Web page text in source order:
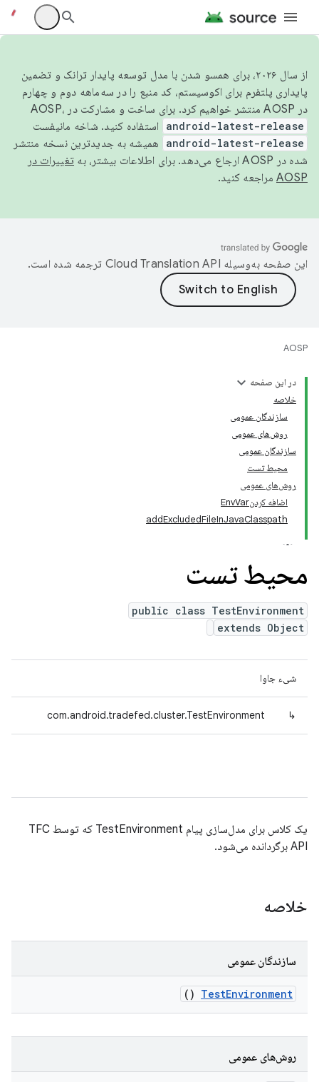
از سال ۲۰۲۶، برای همسو شدن با مدل توسعه پایدار ترانک و تضمین
پایداری پلتفرم برای اکوسیستم، کد منبع را در سه‌ماهه دوم و چهارم
در AOSP منتشر خواهیم کرد. برای ساخت و مشارکت در AOSP،
android-latest-release استفاده کنید. شاخه مانیفست
android-latest-release
همیشه به جدیدترین نسخه منتشر
شده در AOSP ارجاع می‌دهد. برای اطلاعات بیشتر، به
تغییرات در
AOSP مراجعه کنید.
این صفحه به‌وسیله ترجمه شده است.
AOSP
در این صفحه
خلاصه
سازندگان عمومی
روش‌های عمومی
سازندگان عمومی
محیط تست
روش‌های عمومی
اضافه کردنEnvVar
addExcludedFileInJavaClasspath
محیط تست
public class TestEnvironment
extends Object
شیء جاوا
↳
com.android.tradefed.cluster.TestEnvironment
یک کلاس برای مدل‌سازی پیام TestEnvironment که توسط TFC
API برگردانده می‌شود.
خلاصه
سازندگان عمومی
TestEnvironment
()
روش‌های عمومی